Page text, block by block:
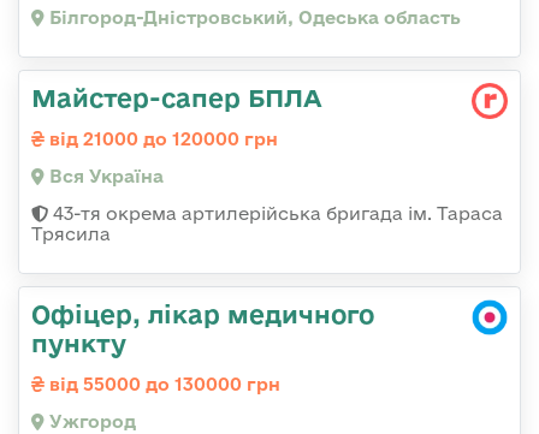
Білгород-Дністровський, Одеська область
Майстер-сапер БПЛА
від 21000 до 120000 грн
Вся Україна
43-тя окрема артилерійська бригада ім. Тараса
Трясила
Офіцер, лікар медичного
пункту
від 55000 до 130000 грн
Ужгород